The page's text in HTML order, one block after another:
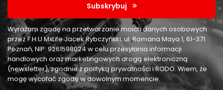
Subskrybuj
Wyrażam zgodę na przetwarzanie moich danych osobowych
przez F.H.U MxLife Jacek Rybczyński, ul. Romana Maya 1, 61-371
Poznań, NIP: 9261598024 w celu przesyłania informacji
handlowych oraz marketingowych drogą elektroniczną
(newsletter), zgodnie z polityką prywatności i RODO. Wiem, że
mogę wycofać zgodę w dowolnym momencie.